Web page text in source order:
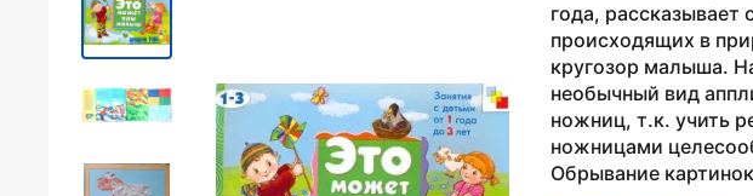
года, рассказывает
происходящих в
кругозор малыша.
необычный вид
ножниц, т.к. учить
ножницами
Обрывание картинок